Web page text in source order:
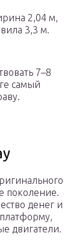
2,04 м,
3,3 м.
7–8
самый
поколение.
денег и
двигатели.